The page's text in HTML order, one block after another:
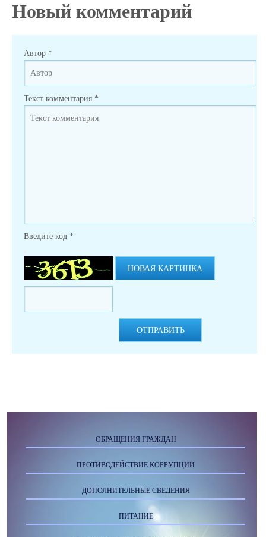
Новый комментарий
Автор *
Текст комментария *
Введите код *
НОВАЯ КАРТИНКА
ОТПРАВИТЬ
ОБРАЩЕНИЯ ГРАЖДАН
ПРОТИВОДЕЙСТВИЕ КОРРУПЦИИ
ДОПОЛНИТЕЛЬНЫЕ СВЕДЕНИЯ
ПИТАНИЕ